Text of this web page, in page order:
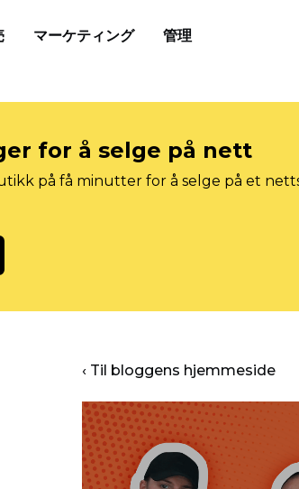
マーケティング 管理
for å selge på nett
på få minutter for å selge på et
‹ Til bloggens hjemmeside